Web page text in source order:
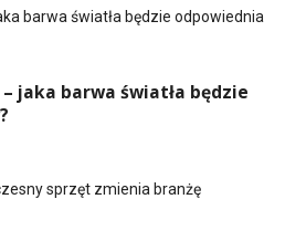
jaka barwa światła będzie